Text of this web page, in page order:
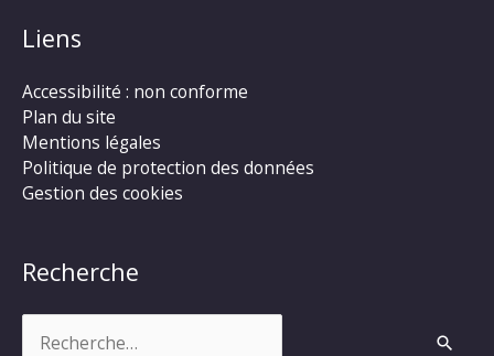
Liens
Accessibilité : non conforme
Plan du site
Mentions légales
Politique de protection des données
Gestion des cookies
Recherche